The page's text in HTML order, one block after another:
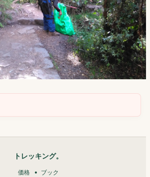
トレッキング。
価格 ブック